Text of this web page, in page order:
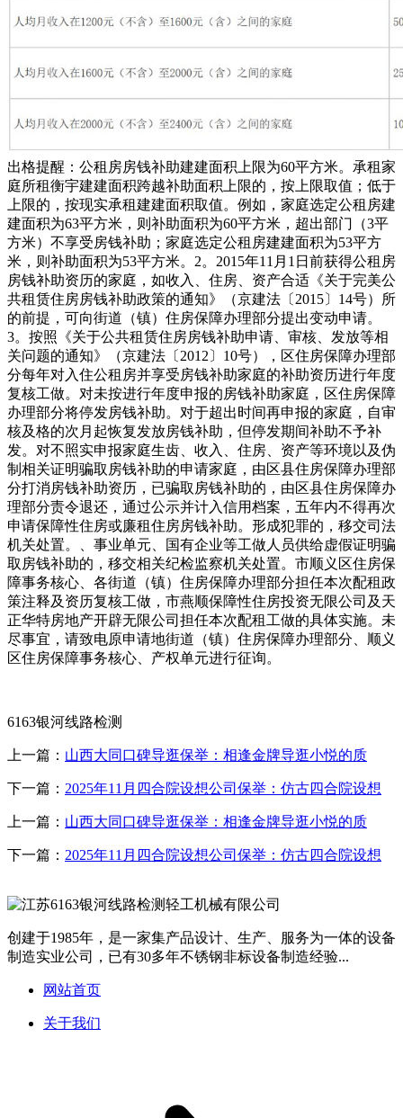
出格提醒：公租房房钱补助建建面积上限为60平方米。承租家
庭所租衡宇建建面积跨越补助面积上限的，按上限取值；低于
上限的，按现实承租建建面积取值。例如，家庭选定公租房建
建面积为63平方米，则补助面积为60平方米，超出部门（3平
方米）不享受房钱补助；家庭选定公租房建建面积为53平方
米，则补助面积为53平方米。2。2015年11月1日前获得公租房
房钱补助资历的家庭，如收入、住房、资产合适《关于完美公
共租赁住房房钱补助政策的通知》（京建法〔2015〕14号）所
的前提，可向街道（镇）住房保障办理部分提出变动申请。
3。按照《关于公共租赁住房房钱补助申请、审核、发放等相
关问题的通知》（京建法〔2012〕10号），区住房保障办理部
分每年对入住公租房并享受房钱补助家庭的补助资历进行年度
复核工做。对未按进行年度申报的房钱补助家庭，区住房保障
办理部分将停发房钱补助。对于超出时间再申报的家庭，自审
核及格的次月起恢复发放房钱补助，但停发期间补助不予补
发。对不照实申报家庭生齿、收入、住房、资产等环境以及伪
制相关证明骗取房钱补助的申请家庭，由区县住房保障办理部
分打消房钱补助资历，已骗取房钱补助的，由区县住房保障办
理部分责令退还，通过公示并计入信用档案，五年内不得再次
申请保障性住房或廉租住房房钱补助。形成犯罪的，移交司法
机关处置。、事业单元、国有企业等工做人员供给虚假证明骗
取房钱补助的，移交相关纪检监察机关处置。市顺义区住房保
障事务核心、各街道（镇）住房保障办理部分担任本次配租政
策注释及资历复核工做，市燕顺保障性住房投资无限公司及天
正华特房地产开辟无限公司担任本次配租工做的具体实施。未
尽事宜，请致电原申请地街道（镇）住房保障办理部分、顺义
区住房保障事务核心、产权单元进行征询。
6163银河线路检测
上一篇： 山西大同口碑导逛保举：相逢金牌导逛小悦的质
下一篇： 2025年11月四合院设想公司保举：仿古四合院设想
上一篇： 山西大同口碑导逛保举：相逢金牌导逛小悦的质
下一篇： 2025年11月四合院设想公司保举：仿古四合院设想
创建于1985年，是一家集产品设计、生产、服务为一体的设备
制造实业公司，已有30多年不锈钢非标设备制造经验...
网站首页
关于我们